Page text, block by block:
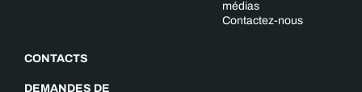
CONTACTS
DEMANDES DE
médias
Contactez-nous